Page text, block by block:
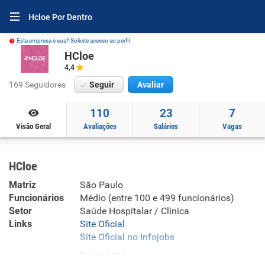
Hcloe Por Dentro
Esta empresa é sua? Solicite acesso ao perfil.
HCloe
4,4
169 Seguidores Seguir Avaliar
Visão Geral
110
Avaliações
23
Salários
7
Vagas
HCloe
Matriz
São Paulo
Funcionários
Médio (entre 100 e 499 funcionários)
Setor
Saúde Hospitalar / Clínica
Links
Site Oficial
Site Oficial no Infojobs
Enviar CV